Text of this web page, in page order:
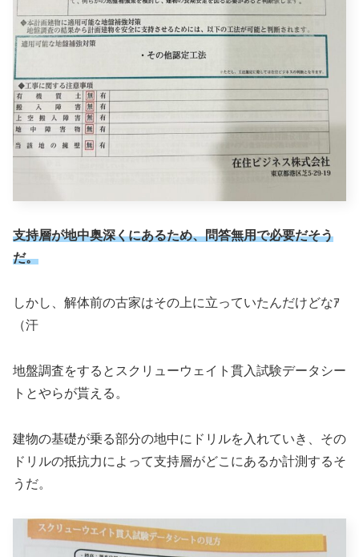
支持層が地中奥深くにあるため、問答無用で必要だそう
だ。
しかし、解体前の古家はその上に立っていたんだけどなｱ
（汗
地盤調査をするとスクリューウェイト貫入試験データシー
トとやらが貰える。
建物の基礎が乗る部分の地中にドリルを入れていき、その
ドリルの抵抗力によって支持層がどこにあるか計測するそ
うだ。